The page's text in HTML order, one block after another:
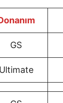
GS
Ultimate